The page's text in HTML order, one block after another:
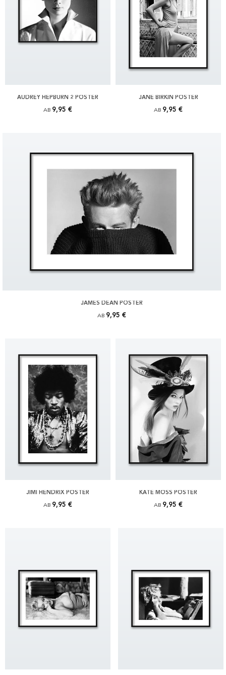
AUDREY HEPBURN 2 POSTER
AB 9,95 €
JAMES DEAN POSTER
AB 9,95 €
JANE BIRKIN POSTER
AB 9,95 €
JIMI HENDRIX POSTER
AB 9,95 €
KATE MOSS POSTER
AB 9,95 €